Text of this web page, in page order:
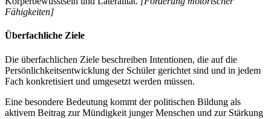
Fähigkeiten]
Überfachliche Ziele
Die überfachlichen Ziele beschreiben Intentionen, die auf die
Persönlichkeitsentwicklung der Schüler gerichtet sind und in jedem
Fach konkretisiert und umgesetzt werden müssen.
Eine besondere Bedeutung kommt der politischen Bildung als
aktivem Beitrag zur Mündigkeit junger Menschen und zur Stärkung